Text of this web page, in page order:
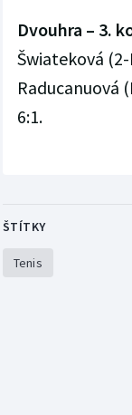
Dvouhra – 3.
Šwiateková (2-
Raducanuová
6:1.
ŠTÍTKY
Tenis